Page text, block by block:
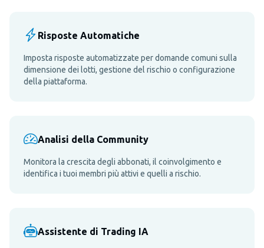
Risposte Automatiche
Imposta risposte automatizzate per domande comuni sulla
dimensione dei lotti, gestione del rischio o configurazione
della piattaforma.
Analisi della Community
Monitora la crescita degli abbonati, il coinvolgimento e
identifica i tuoi membri più attivi e quelli a rischio.
Assistente di Trading IA